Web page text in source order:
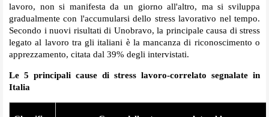
lavoro, non si manifesta da un giorno all'altro, ma si sviluppa
gradualmente con l'accumularsi dello stress lavorativo nel tempo.
Secondo i nuovi risultati di Unobravo, la principale causa di stress
legato al lavoro tra gli italiani è la mancanza di riconoscimento o
apprezzamento, citata dal 39% degli intervistati.
Le 5 principali cause di stress lavoro-correlato segnalate in
Italia